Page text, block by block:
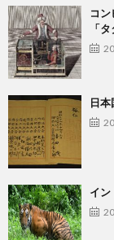
コ
「
日
イン